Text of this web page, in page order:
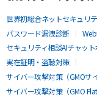
世界初総合ネットセキュリ
パスワード漏洩診断
セキュリティ相談AIチャット
実在証明・盗聴対策
サイバー攻撃対策（GMOサ
サイバー攻撃対策（GMO